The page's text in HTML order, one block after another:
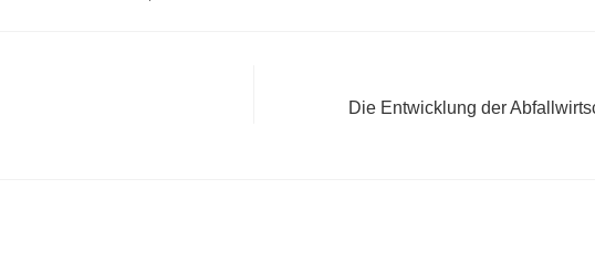
Die Entwicklung der